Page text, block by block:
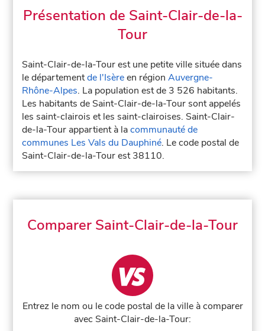
Présentation de Saint-Clair-de-la-
Tour
Saint-Clair-de-la-Tour est une petite ville située dans
le départementde l'Isèreen régionAuvergne-
Rhône-Alpes. La population est de 3 526 habitants.
Les habitants de Saint-Clair-de-la-Tour sont appelés
les saint-clairois et les saint-clairoises. Saint-Clair-
de-la-Tour appartient à lacommunauté de
communes Les Vals du Dauphiné. Le code postal de
Saint-Clair-de-la-Tour est 38110.
Comparer Saint-Clair-de-la-Tour
Entrez le nom ou le code postal de la ville à comparer
avec Saint-Clair-de-la-Tour: